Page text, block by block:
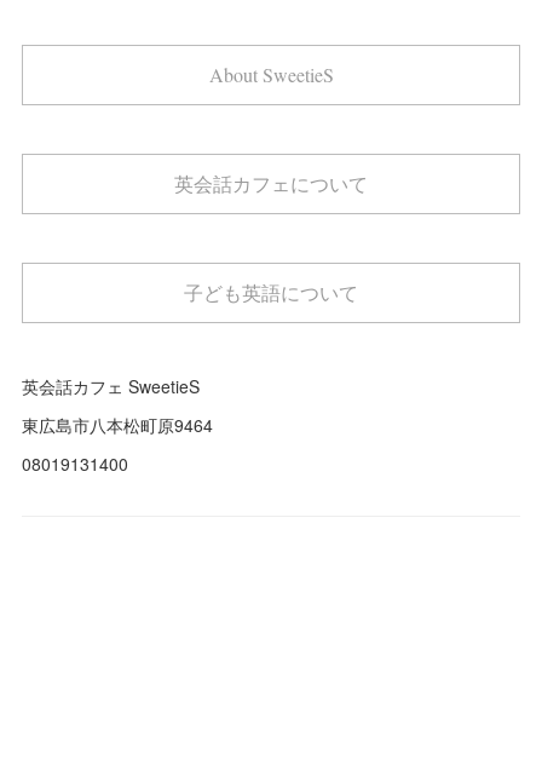
About SweetieS
英会話カフェについて
子ども英語について
英会話カフェ SweetieS
東広島市八本松町原9464
08019131400